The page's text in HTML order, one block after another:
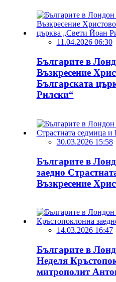
11.04.2026 06:30
Българите в
Възкресение
Българската
Рилски“
30.03.2026 15:58
Българите в
заедно
Възкресение
14.03.2026 16:47
Българите в
Неделя
митрополит